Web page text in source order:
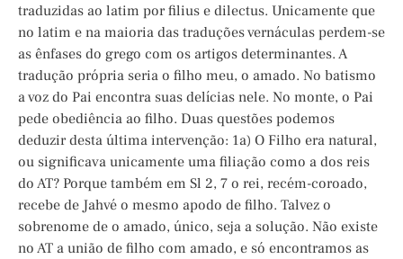
traduzidas ao latim por filius e dilectus. Unicamente que
no latim e na maioria das traduções vernáculas perdem-se
as ênfases do grego com os artigos determinantes. A
tradução própria seria o filho meu, o amado. No batismo
a voz do Pai encontra suas delícias nele. No monte, o Pai
pede obediência ao filho. Duas questões podemos
deduzir desta última intervenção: 1a) O Filho era natural,
ou significava unicamente uma filiação como a dos reis
do AT? Porque também em Sl 2, 7 o rei, recém-coroado,
recebe de Jahvé o mesmo apodo de filho. Talvez o
sobrenome de o amado, único, seja a solução. Não existe
no AT a união de filho com amado, e só encontramos as